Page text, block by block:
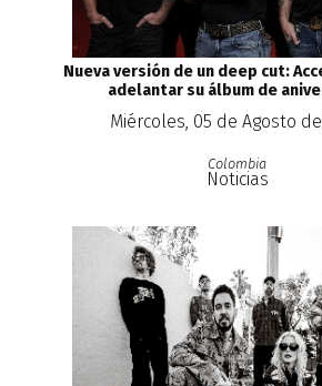
Nueva versión de un deep cut:
adelantar su álbum de
Miércoles, 05 de Agosto
Colombia
Noticias